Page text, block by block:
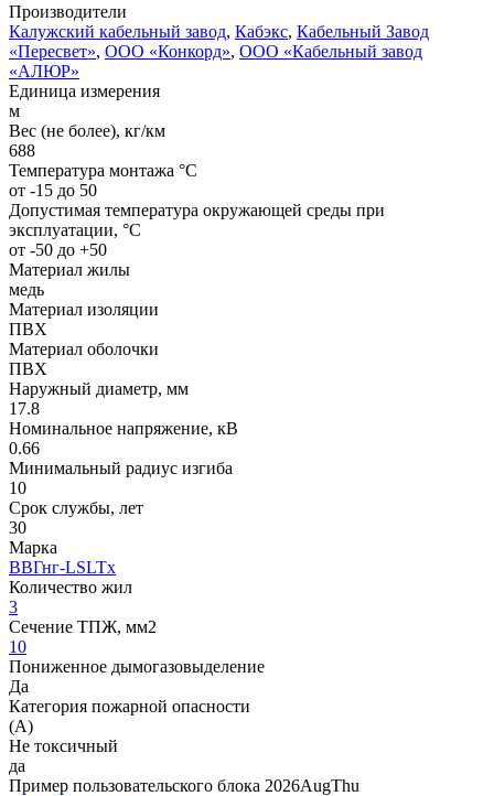
Производители
Калужский кабельный завод, Кабэкс, Кабельный Завод
«Пересвет», ООО «Конкорд», ООО «Кабельный завод
«АЛЮР»
Единица измерения
м
Вес (не более), кг/км
688
Температура монтажа °C
от -15 до 50
Допустимая температура окружающей среды при
эксплуатации, °C
от -50 до +50
Материал жилы
медь
Материал изоляции
ПВХ
Материал оболочки
ПВХ
Наружный диаметр, мм
17.8
Номинальное напряжение, кВ
0.66
Минимальный радиус изгиба
10
Срок службы, лет
30
Марка
ВВГнг-LSLTx
Количество жил
3
Сечение ТПЖ, мм2
10
Пониженное дымогазовыделение
Да
Категория пожарной опасности
(A)
Не токсичный
да
Пример пользовательского блока 2026AugThu